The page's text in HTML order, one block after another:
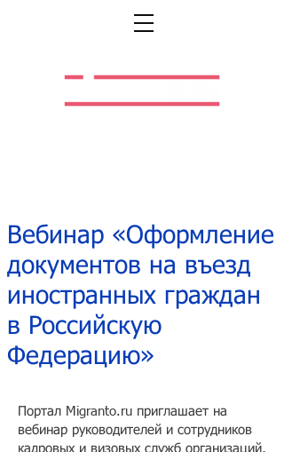
Вебинар «Оформление
документов на въезд
иностранных граждан
в Российскую
Федерацию»
Портал Migranto.ru приглашает на
вебинар руководителей и сотрудников
кадровых и визовых служб организаций,